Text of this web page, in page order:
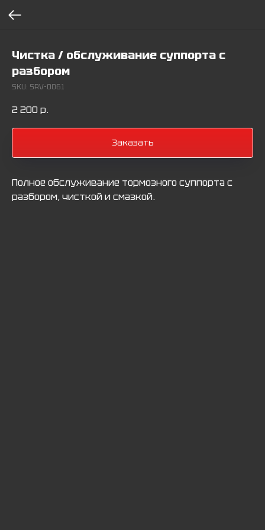
Чистка / обслуживание суппорта с
разбором
SKU: SRV-0061
2 200р.
Заказать
Полное обслуживание тормозного суппорта с
разбором, чисткой и смазкой.